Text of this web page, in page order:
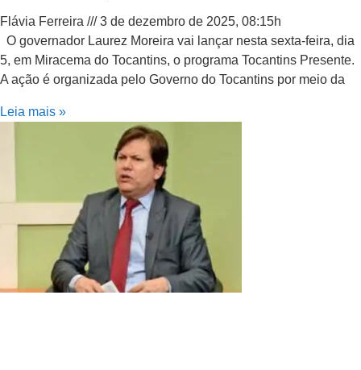
Flávia Ferreira
3 de dezembro de 2025, 08:15h
O governador Laurez Moreira vai lançar nesta sexta-feira, dia
5, em Miracema do Tocantins, o programa Tocantins Presente.
A ação é organizada pelo Governo do Tocantins por meio da
Leia mais »